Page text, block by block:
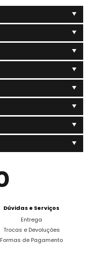
Dúvidas e Serviços
Entrega
Trocas e Devoluções
Formas de Pagamento